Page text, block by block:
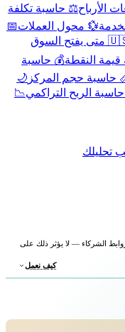
الأرباح⚖️ حاسبة تكلفة
💱 محول العملات📅
🇺🇸 متى يفتح السوق
النقطة💰 حاسبة
حاسبة حجم المركز 🌙
الربح التراكمي📉
تحليلك
الشركاء — لا يؤثر ذلك على
كيف نعمل